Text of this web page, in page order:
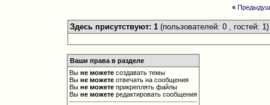
«
Здесь присутствуют: 1 (пользователей: 0 , гостей: 1)
Ваши права в разделе
Выне можете создавать темы
Выне можете отвечать на сообщения
Выне можете прикреплять файлы
Выне можете редактировать сообщения